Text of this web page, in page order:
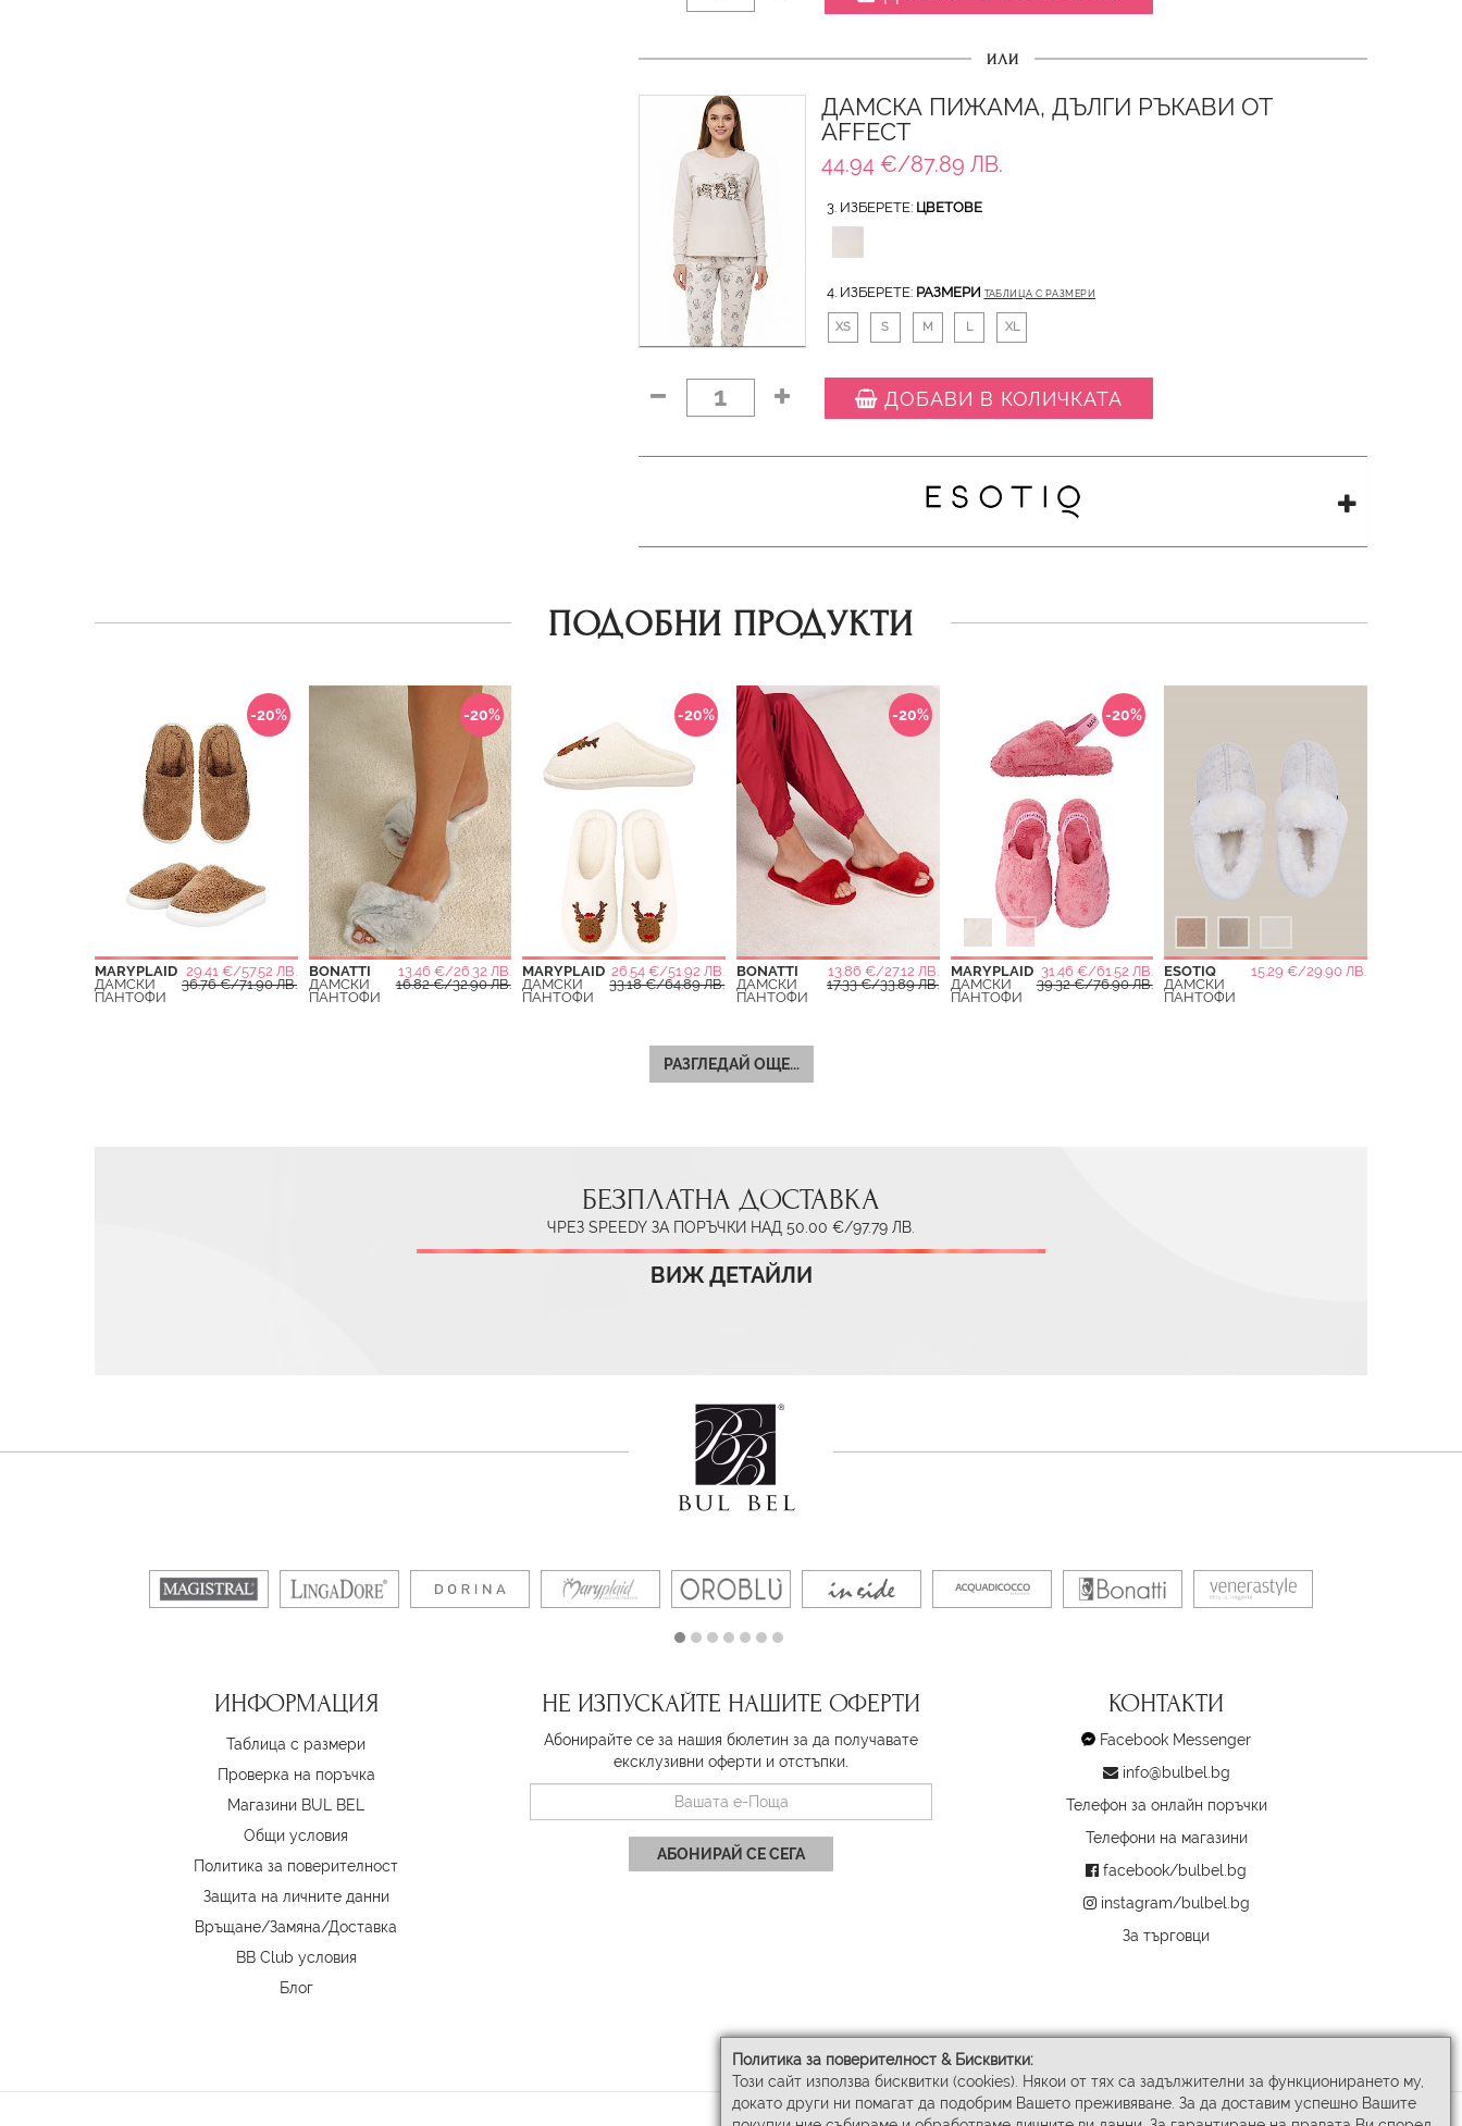
Политика за поверителност & Бисквитки:
Този сайт използва бисквитки (cookies). Някои от тях са задължителни за функционирането му,
докато други ни помагат да подобрим Вашето преживяване. За да доставим успешно Вашите
ИЛИ
ДАМСКА ПИЖАМА, ДЪЛГИ РЪКАВИ ОТ
AFFECT
44.94 €/87.89 ЛВ.
3. ИЗБЕРЕТЕ: ЦВЕТОВЕ
4. ИЗБЕРЕТЕ: РАЗМЕРИ ТАБЛИЦА С РАЗМЕРИ
XS S M L XL
1 ДОБАВИ В КОЛИЧКАТА
ПОДОБНИ ПРОДУКТИ
-20%
MARYPLAID 29.41 €/57.52 ЛВ.
ДАМСКИ
ПАНТОФИ
36.76 €/71.90 ЛВ.
-20%
BONATTI
13.46 €/26.32 ЛВ.
ДАМСКИ
ПАНТОФИ
16.82 €/32.90 ЛВ.
-20%
MARYPLAID 26.54 €/51.92 ЛВ.
ДАМСКИ
ПАНТОФИ
33.18 €/64.89 ЛВ.
-20%
BONATTI
13.86 €/27.12 ЛВ.
ДАМСКИ
ПАНТОФИ
17.33 €/33.89 ЛВ.
-20%
MARYPLAID 31.46 €/61.52 ЛВ.
ДАМСКИ
ПАНТОФИ
39.32 €/76.90 ЛВ.
ESOTIQ
15.29 €/29.90 ЛВ.
ДАМСКИ
ПАНТОФИ
РАЗГЛЕДАЙ ОЩЕ...
БЕЗПЛАТНА ДОСТАВКА
ЧРЕЗ SPEEDY ЗА ПОРЪЧКИ НАД 50.00 €/97.79 ЛВ.
ВИЖ ДЕТАЙЛИ
ИНФОРМАЦИЯ
Таблица с размери
Проверка на поръчка
Магазини BUL BEL
Oбщи условия
Политика за поверителност
Защита на личните данни
Връщане/Замяна/Доставка
BB Club условия
Блог
НЕ ИЗПУСКАЙТЕ НАШИТЕ ОФЕРТИ
Абонирайте се за нашия бюлетин за да получавате
ексклузивни оферти и отстъпки.
АБОНИРАЙ СЕ СЕГА
КОНТАКТИ
Facebook Messenger
info@bulbel.bg
Телефон за онлайн поръчки
Телефони на магазини
facebook/bulbel.bg
instagram/bulbel.bg
За търговци